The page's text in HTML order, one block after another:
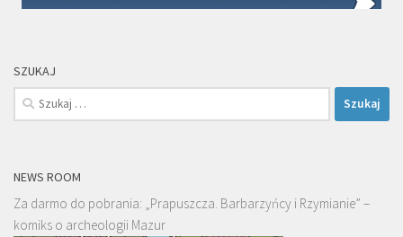
SZUKAJ
Szukaj:
NEWS ROOM
Za darmo do pobrania: „Prapuszcza. Barbarzyńcy i Rzymianie” –
komiks o archeologii Mazur